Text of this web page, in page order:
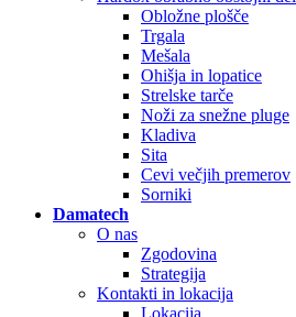
Obložne plošče
Trgala
Mešala
Ohišja in lopatice
Strelske tarče
Noži za snežne pluge
Kladiva
Sita
Cevi večjih premerov
Sorniki
Damatech
O nas
Zgodovina
Strategija
Kontakti in lokacija
Lokacija